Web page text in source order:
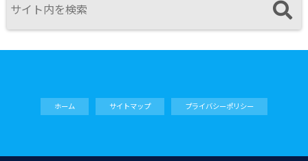
ホーム サイトマップ プライバシーポリシー